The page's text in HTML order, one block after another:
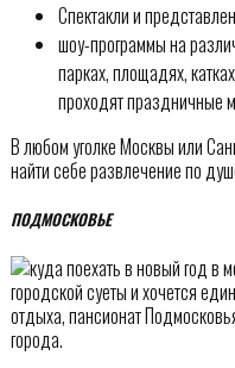
Спектакли и
шоу-программы на
парках, площадях,
проходят праздничные
В любом уголке Москвы или
найти себе развлечение по
ПОДМОСКОВЬЕ
городской суеты и хочется
отдыха, пансионат
города.